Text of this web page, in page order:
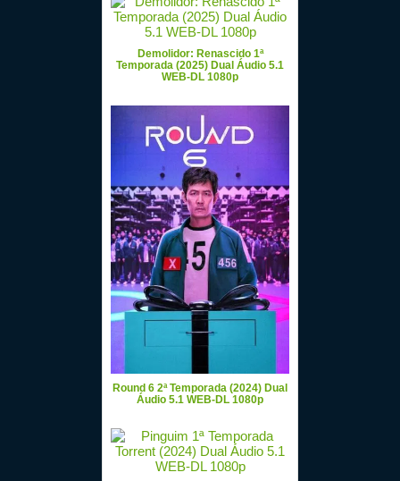
Demolidor: Renascido 1ª
Temporada (2025) Dual Áudio 5.1
WEB-DL 1080p
Round 6 2ª Temporada (2024) Dual
Áudio 5.1 WEB-DL 1080p